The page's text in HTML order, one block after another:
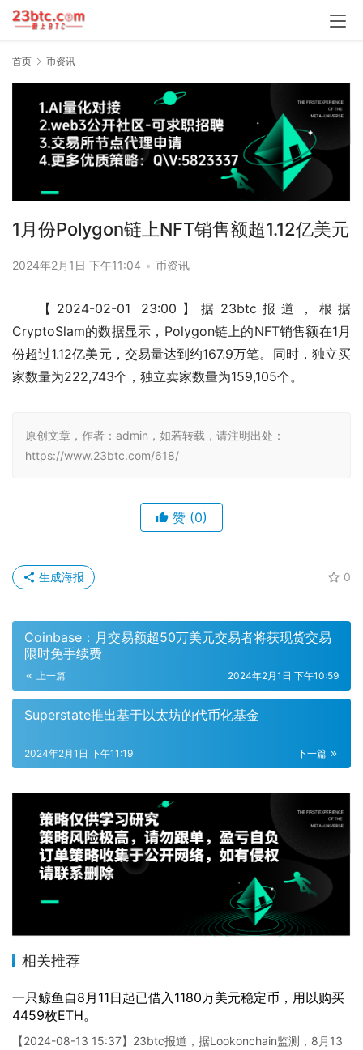
首页 币资讯
1月份Polygon链上NFT销售额超1.12亿美元
2024年2月1日 下午11:04 • 币资讯
【2024-02-01 23:00】据23btc报道，根据
CryptoSlam的数据显示，Polygon链上的NFT销售额在1月
份超过1.12亿美元，交易量达到约167.9万笔。同时，独立买
家数量为222,743个，独立卖家数量为159,105个。
原创文章，作者：admin，如若转载，请注明出处：
https://www.23btc.com/618/
赞 (0)
0
生成海报
Coinbase：月交易额超50万美元交易者将获现货交易
限时免手续费
上一篇 2024年2月1日 下午10:59
Superstate推出基于以太坊的代币化基金
下一篇
2024年2月1日 下午11:19
相关推荐
一只鲸鱼自8月11日起已借入1180万美元稳定币，用以购买
4459枚ETH。
【2024-08-13 15:37】23btc报道，据Lookonchain监测，8月13